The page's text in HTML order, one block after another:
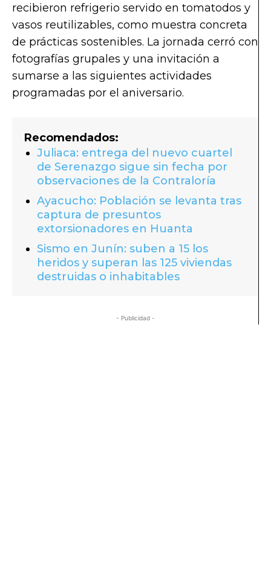
recibieron refrigerio servido en tomatodos y
vasos reutilizables, como muestra concreta
de prácticas sostenibles. La jornada cerró con
fotografías grupales y una invitación a
sumarse a las siguientes actividades
programadas por el aniversario.
Recomendados:
Juliaca: entrega del nuevo cuartel
de Serenazgo sigue sin fecha por
observaciones de la Contraloría
Ayacucho: Población se levanta tras
captura de presuntos
extorsionadores en Huanta
Sismo en Junín: suben a 15 los
heridos y superan las 125 viviendas
destruidas o inhabitables
- Publicidad -